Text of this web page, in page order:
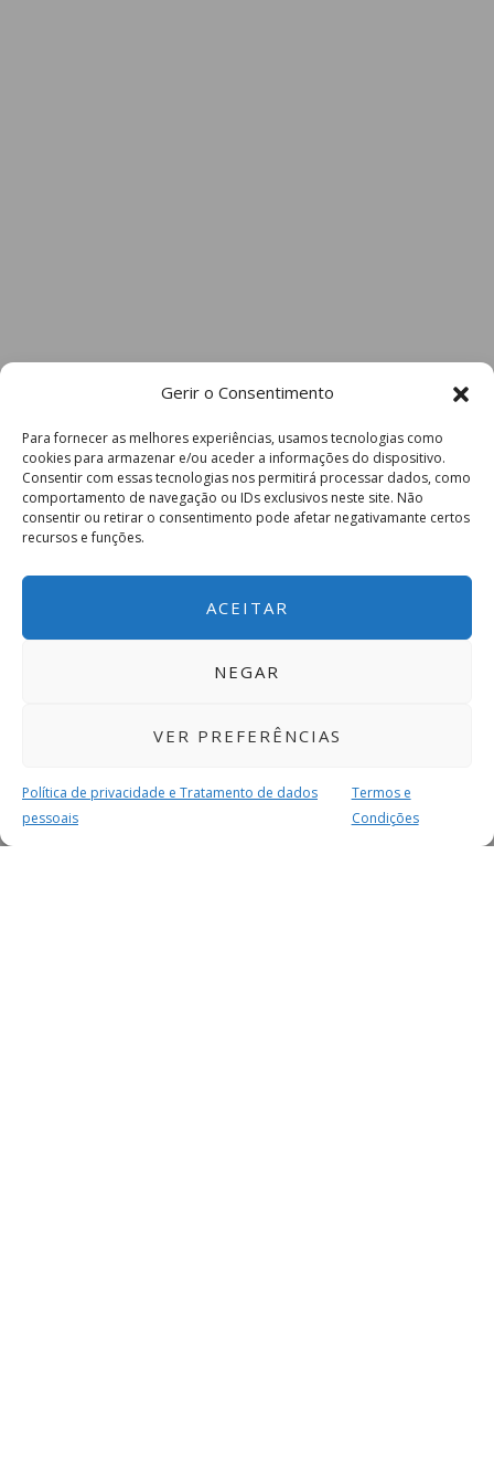
Gerir o Consentimento
Para fornecer as melhores experiências, usamos tecnologias como
cookies para armazenar e/ou aceder a informações do dispositivo.
Consentir com essas tecnologias nos permitirá processar dados, como
comportamento de navegação ou IDs exclusivos neste site. Não
consentir ou retirar o consentimento pode afetar negativamante certos
recursos e funções.
ACEITAR
NEGAR
VER PREFERÊNCIAS
Política de privacidade e Tratamento de dados
pessoais
Termos e
Condições